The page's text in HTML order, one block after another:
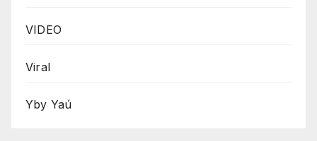
VIDEO
Viral
Yby Yaú